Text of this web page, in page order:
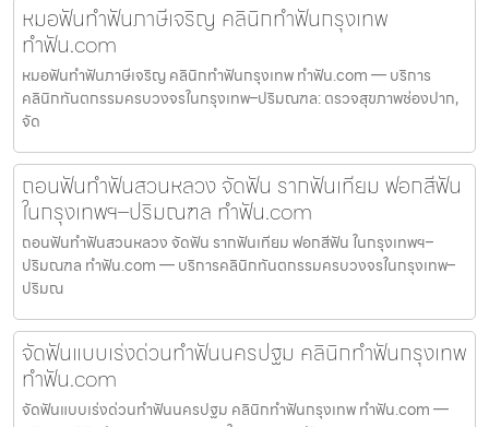
หมอฟันทำฟันภาษีเจริญ คลินิกทำฟันกรุงเทพ
ทำฟัน.com
หมอฟันทำฟันภาษีเจริญ คลินิกทำฟันกรุงเทพ ทำฟัน.com — บริการ
คลินิกทันตกรรมครบวงจรในกรุงเทพ–ปริมณฑล: ตรวจสุขภาพช่องปาก,
จัด
ถอนฟันทำฟันสวนหลวง จัดฟัน รากฟันเทียม ฟอกสีฟัน
ในกรุงเทพฯ–ปริมณฑล ทำฟัน.com
ถอนฟันทำฟันสวนหลวง จัดฟัน รากฟันเทียม ฟอกสีฟัน ในกรุงเทพฯ–
ปริมณฑล ทำฟัน.com — บริการคลินิกทันตกรรมครบวงจรในกรุงเทพ–
ปริมณ
จัดฟันแบบเร่งด่วนทำฟันนครปฐม คลินิกทำฟันกรุงเทพ
ทำฟัน.com
จัดฟันแบบเร่งด่วนทำฟันนครปฐม คลินิกทำฟันกรุงเทพ ทำฟัน.com —